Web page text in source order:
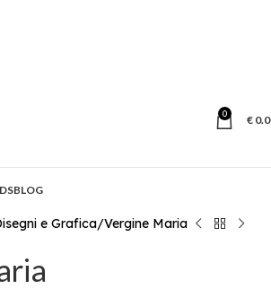
0 €
BLOG
e Grafica Vergine Maria